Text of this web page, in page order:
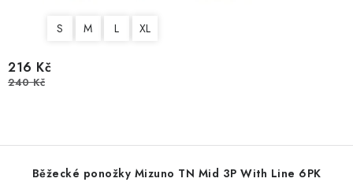
S M L XL
216 Kč
240 Kč
Běžecké ponožky Mizuno TN Mid 3P With Line 6PK